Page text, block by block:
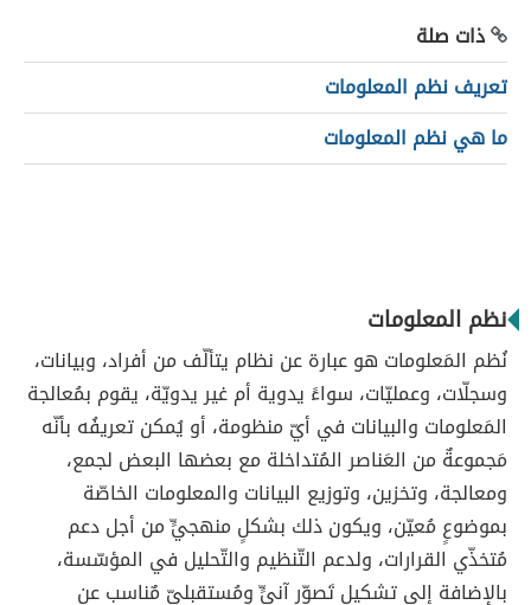
ذات صلة
تعريف نظم المعلومات
ما هي نظم المعلومات
نظم المعلومات
نُظم المَعلومات هو عبارة عن نظام يتألّف من أفراد، وبيانات،
وسجلّات، وعمليّات، سواءً يدوية أم غير يدويّة، يقوم بمُعالجة
المَعلومات والبيانات في أيّ منظومة، أو يُمكن تعريفُه بأنّه
مَجموعةٌ من العَناصر المُتداخلة مع بعضها البعض لجمع،
ومعالجة، وتخزين، وتوزيع البيانات والمعلومات الخاصّة
بموضوعٍ مُعيّن، ويكون ذلك بشكلٍ منهجيٍّ من أجل دعم
مُتخذّي القرارات، ولدعم التّنظيم والتّحليل في المؤسّسة،
بالإضافة إلى تشكيل تَصوّر آنيٍّ ومُستقبليّ مٌناسب عن